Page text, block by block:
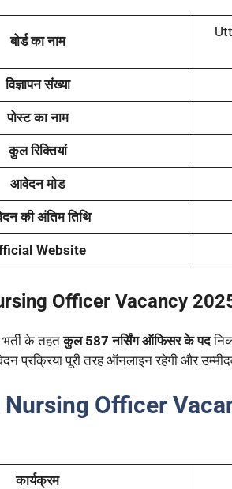
बोर्ड का नाम
विज्ञापन संख्या
पोस्ट का नाम
कुल रिक्तियां
आवेदन मोड
की अंतिम तिथि
Website
Officer Vacancy 2025
भर्ती के तहतकुल 587 नर्सिंग ऑफिसर के पद
पूरी तरह ऑनलाइन रहेगी और
Officer
कार्यक्रम